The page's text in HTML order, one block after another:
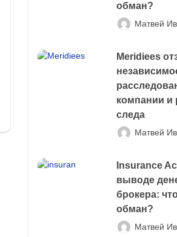
обман?
Матвей
Meridiees
компании и
следа
Матвей
Insurance
выводе
брокера:
обман?
Матвей